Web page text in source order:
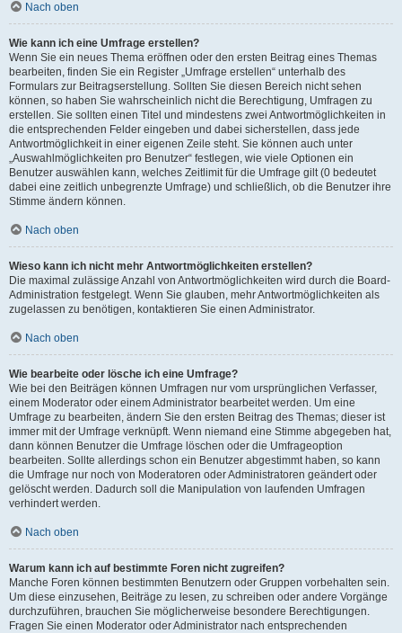
Nach oben
Wie kann ich eine Umfrage erstellen?
Wenn Sie ein neues Thema eröffnen oder den ersten Beitrag eines Themas
bearbeiten, finden Sie ein Register „Umfrage erstellen“ unterhalb des
Formulars zur Beitragserstellung. Sollten Sie diesen Bereich nicht sehen
können, so haben Sie wahrscheinlich nicht die Berechtigung, Umfragen zu
erstellen. Sie sollten einen Titel und mindestens zwei Antwortmöglichkeiten in
die entsprechenden Felder eingeben und dabei sicherstellen, dass jede
Antwortmöglichkeit in einer eigenen Zeile steht. Sie können auch unter
„Auswahlmöglichkeiten pro Benutzer“ festlegen, wie viele Optionen ein
Benutzer auswählen kann, welches Zeitlimit für die Umfrage gilt (0 bedeutet
dabei eine zeitlich unbegrenzte Umfrage) und schließlich, ob die Benutzer ihre
Stimme ändern können.
Nach oben
Wieso kann ich nicht mehr Antwortmöglichkeiten erstellen?
Die maximal zulässige Anzahl von Antwortmöglichkeiten wird durch die Board-
Administration festgelegt. Wenn Sie glauben, mehr Antwortmöglichkeiten als
zugelassen zu benötigen, kontaktieren Sie einen Administrator.
Nach oben
Wie bearbeite oder lösche ich eine Umfrage?
Wie bei den Beiträgen können Umfragen nur vom ursprünglichen Verfasser,
einem Moderator oder einem Administrator bearbeitet werden. Um eine
Umfrage zu bearbeiten, ändern Sie den ersten Beitrag des Themas; dieser ist
immer mit der Umfrage verknüpft. Wenn niemand eine Stimme abgegeben hat,
dann können Benutzer die Umfrage löschen oder die Umfrageoption
bearbeiten. Sollte allerdings schon ein Benutzer abgestimmt haben, so kann
die Umfrage nur noch von Moderatoren oder Administratoren geändert oder
gelöscht werden. Dadurch soll die Manipulation von laufenden Umfragen
verhindert werden.
Nach oben
Warum kann ich auf bestimmte Foren nicht zugreifen?
Manche Foren können bestimmten Benutzern oder Gruppen vorbehalten sein.
Um diese einzusehen, Beiträge zu lesen, zu schreiben oder andere Vorgänge
durchzuführen, brauchen Sie möglicherweise besondere Berechtigungen.
Fragen Sie einen Moderator oder Administrator nach entsprechenden